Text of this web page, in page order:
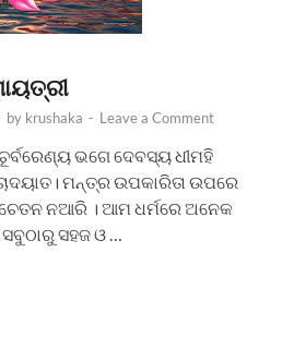
by krushaka - Leave a Comment
ଭଗେ ଦେବସ୍ୟ ଧୀମହି
ମନ୍ତ୍ର ଉପକାରିତା ଉପରେ
ନଆରି । ଆମ ଧର୍ମରେ ଅନେକ
ସହଜ ଓ …